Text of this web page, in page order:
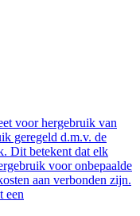
voor hergebruik van
geregeld d.m.v. de
Dit betekent dat elk
voor onbepaalde
aan verbonden zijn.
een